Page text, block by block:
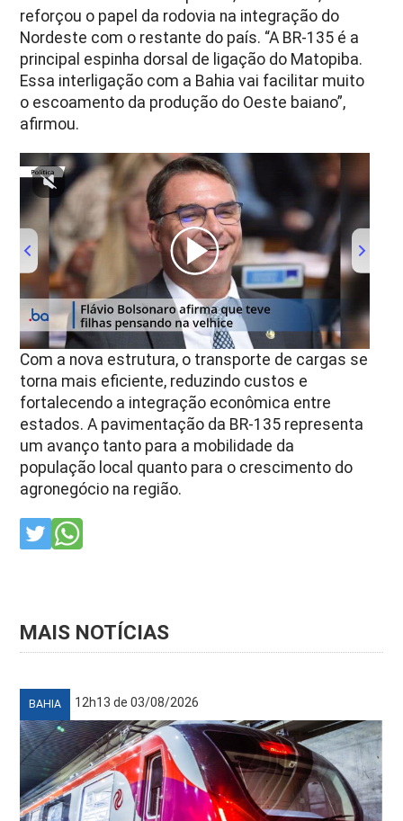
reforçou o papel da rodovia na integração do
Nordeste com o restante do país. “A BR-135 é a
principal espinha dorsal de ligação do Matopiba.
Essa interligação com a Bahia vai facilitar muito
o escoamento da produção do Oeste baiano”,
afirmou.
00:00/01:00
Com a nova estrutura, o transporte de cargas se
torna mais eficiente, reduzindo custos e
fortalecendo a integração econômica entre
estados. A pavimentação da BR-135 representa
um avanço tanto para a mobilidade da
população local quanto para o crescimento do
agronegócio na região.
MAIS NOTÍCIAS
BAHIA 12h13 de 03/08/2026